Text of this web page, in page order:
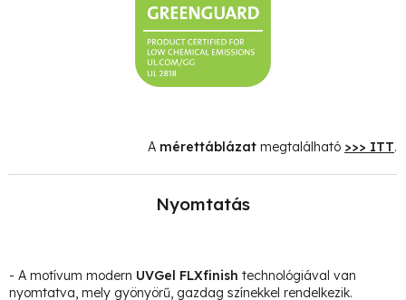
A mérettáblázat megtalálható >>> ITT.
Nyomtatás
- A motívum modern UVGel FLXfinish technológiával van
nyomtatva, mely gyönyörű, gazdag színekkel rendelkezik.